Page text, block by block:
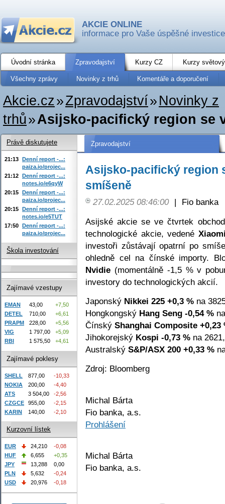
AKCIE ONLINE
informace pro Vaše úspěšné investice
Úvodní stránka Zpravodajství Kurzy CZ Kurzy
Všechny zprávy Novinky z trhů Komentáře a doporučení
Akcie.cz»Zpravodajství» Novinky z
trhů»Asijsko-pacifický region se
Zpravodajství
Asijsko-pacifický region
smíšeně
27.02.2025 08:46:00 |
Fio banka
Asijské akcie se ve čtvrtek
technologické akcie, vedené
investoři zůstávají opatrní po
ohledně cel na čínské importy.
Nvidie (momentálně -1,5 % v
investory do technologických akcií.
Japonský Nikkei 225 +0,3 % na
Hongkongský Hang Seng -0,54 %
Čínský Shanghai Composite +0,23
Jihokorejský Kospi -0,73 % na
Australský S&P/ASX 200 +0,33 %
Zdroj: Bloomberg
Michal Bárta
Fio banka, a.s.
Prohlášení
Michal Bárta
Fio banka, a.s.
Právě diskutujete
21:13 Denní report -...:
paiza.io/projec...
21:12 Denní report -...:
notes.io/e6qyW
20:15 Denní report -...:
paiza.io/projec...
20:15 Denní report -...:
notes.io/e5TUT
17:50 Denní report -...:
paiza.io/projec...
Škola investování
Zajímavé vzestupy
EMAN 43,00
+7,50
DETEL
710,00
+6,61
PRAPM
228,00
+5,56
VIG
1 797,00
+5,09
RBI
1 575,50 +4,61
Zajímavé poklesy
SHELL 877,00
-10,33
NOKIA
200,00
-4,40
ATS
3 504,00
-2,56
CZGCE
955,00
-2,15
KARIN
140,00 -2,10
Kurzovní lístek
EUR 24,210
-0,08
HUF
6,655
+0,35
JPY
13,288
0,00
PLN
5,632
-0,24
USD
20,976 -0,18